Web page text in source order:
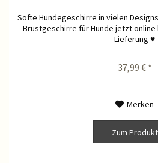
Softe Hundegeschirre in vielen
Brustgeschirre für Hunde jetzt
Lieferung ♥
37,99 € *
Merken
Zum Produkt